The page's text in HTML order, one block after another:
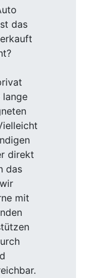
das
lange
direkt
das
mit